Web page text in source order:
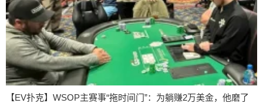
【EV扑克】WSOP主赛事“拖时间门”：为躺赚2万美金，他磨了